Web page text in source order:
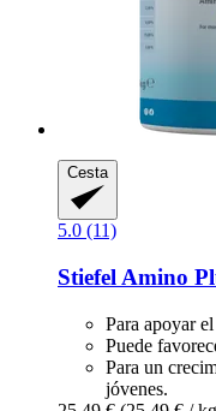
Cesta
5.0 (11)
Stiefel Amino
Para apoyar
Puede
Para un
jóvenes.